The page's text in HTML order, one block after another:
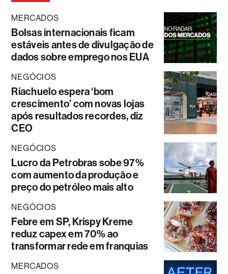
MERCADOS
Bolsas internacionais ficam
estáveis antes de divulgação de
dados sobre emprego nos EUA
NEGÓCIOS
Riachuelo espera ‘bom
crescimento’ com novas lojas
após resultados recordes, diz
CEO
NEGÓCIOS
Lucro da Petrobras sobe 97%
com aumento da produção e
preço do petróleo mais alto
NEGÓCIOS
Febre em SP, Krispy Kreme
reduz capex em 70% ao
transformar rede em franquias
MERCADOS